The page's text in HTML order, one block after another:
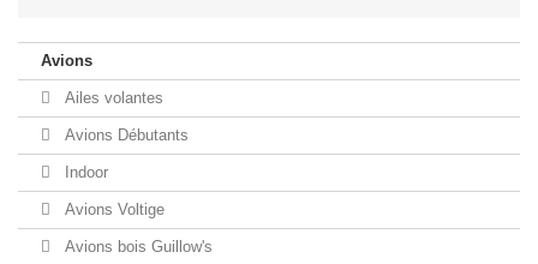
Avions
Ailes volantes
Avions Débutants
Indoor
Avions Voltige
Avions bois Guillow's